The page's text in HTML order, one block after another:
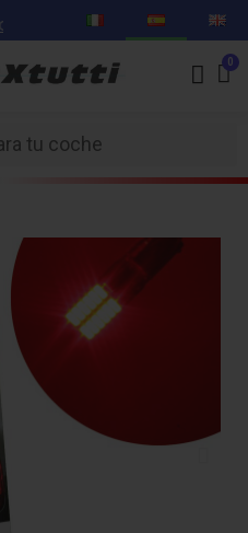
de hasta el 75%